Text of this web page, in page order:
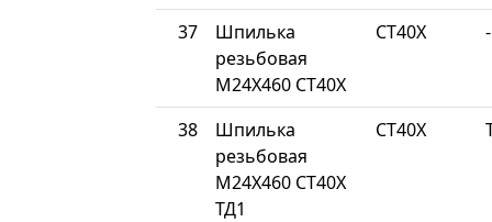
37
Шпилька
резьбовая
М24Х460 СТ40Х
СТ40Х -
38
Шпилька
резьбовая
М24Х460 СТ40Х
ТД1
СТ40Х